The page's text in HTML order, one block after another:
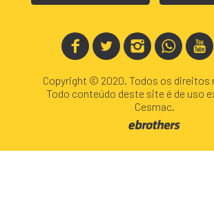
Copyright © 2020. Todos os direitos
Todo conteúdo deste site é de uso
Cesmac.